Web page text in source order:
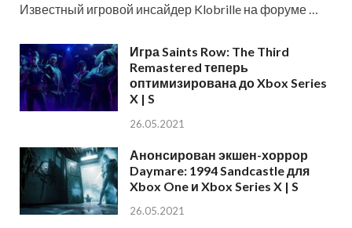
Известный игровой инсайдер Klobrille на форуме …
Игра Saints Row: The Third
Remastered теперь
оптимизирована до Xbox Series
X | S
26.05.2021
Анонсирован экшен-хоррор
Daymare: 1994 Sandcastle для
Xbox One и Xbox Series X | S
26.05.2021